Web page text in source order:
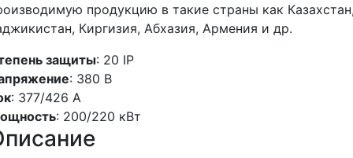
продукцию в такие страны как
Киргизия, Абхазия, Армения и др.
защиты: 20 IP
: 380 В
: 377/426 А
: 200/220 кВт